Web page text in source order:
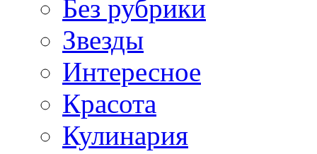
Без рубрики
Звезды
Интересное
Красота
Кулинария